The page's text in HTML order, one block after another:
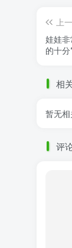
上
娃娃
的十
相
暂无
评